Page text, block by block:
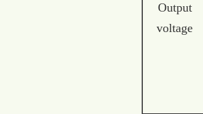
Output
voltage